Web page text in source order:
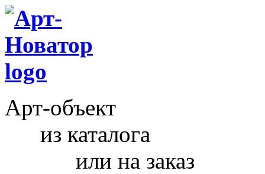
Арт-объект
из каталога
или на заказ